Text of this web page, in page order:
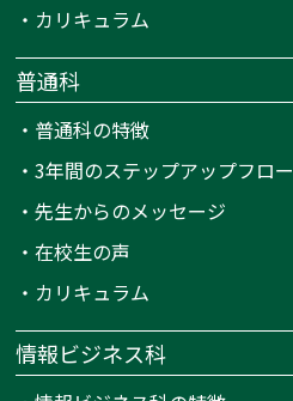
・ カリキュラム
普通科
・ 普通科の特徴
・3年間のステップアップフロー
・先生からのメッセージ
・在校生の声
・ カリキュラム
情報ビジネス科